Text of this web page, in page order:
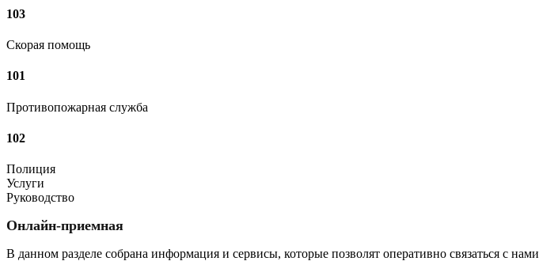
103
Скорая помощь
101
Противопожарная служба
102
Полиция
Услуги
Руководство
Онлайн-приемная
В данном разделе собрана информация и сервисы, которые позволят оперативно связаться с